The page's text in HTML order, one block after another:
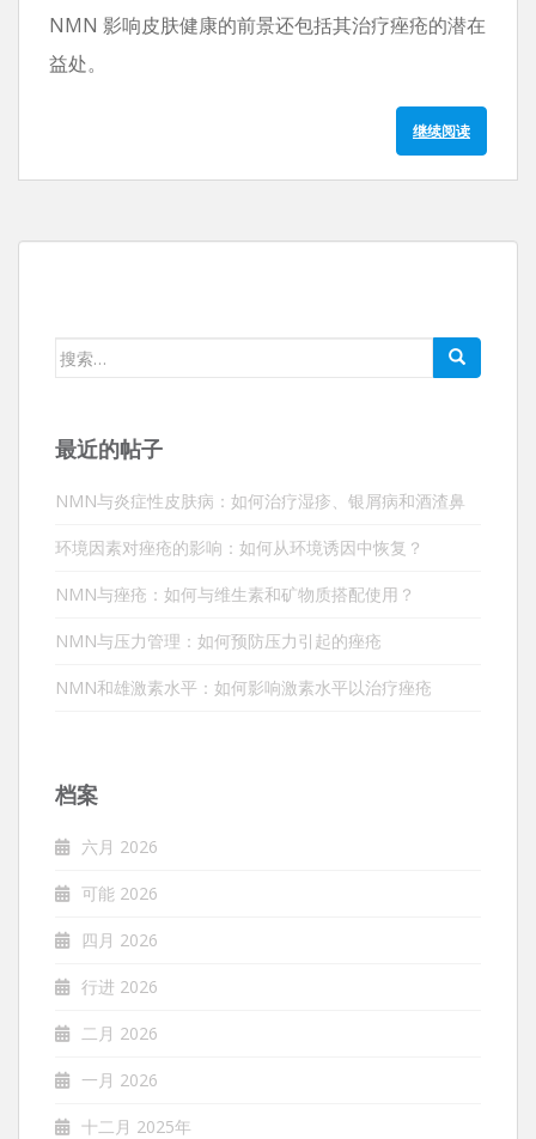
NMN 影响皮肤健康的前景还包括其治疗痤疮的潜在
益处。
继续阅读
搜
最近的帖子
NMN与炎症性皮肤病：如何治疗湿疹、银屑病和酒渣鼻
环境因素对痤疮的影响：如何从环境诱因中恢复？
NMN与痤疮：如何与维生素和矿物质搭配使用？
NMN与压力管理：如何预防压力引起的痤疮
NMN和雄激素水平：如何影响激素水平以治疗痤疮
档案
六月 2026
可能 2026
四月 2026
行进 2026
二月 2026
一月 2026
十二月 2025年